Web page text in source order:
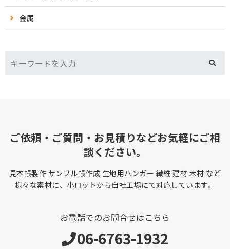
金属
ご依頼・ご質問・お見積りなどお気軽にご相
談ください。
見本帳製作 サンプル帳作成 生地用ハンガー 繊維 建材 木材 など
様々な素材に、小ロットから自社工場にて対応しています。
お電話でのお問合せはこちら
06-6763-1932